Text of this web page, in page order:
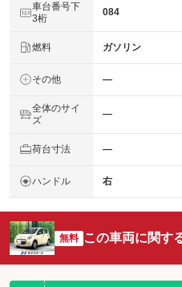
車台番号下
3桁
084
燃料 ガソリン
その他 ―
全体のサイ
ズ
―
荷台寸法 ―
ハンドル 右
無料 この車両に関す